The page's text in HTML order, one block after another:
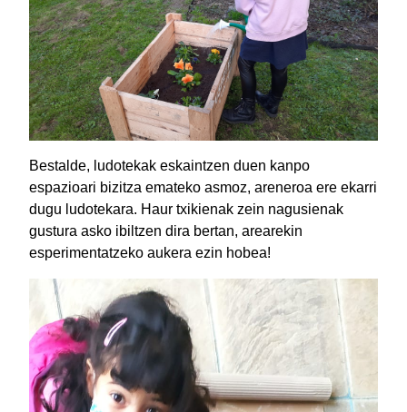
Bestalde, ludotekak eskaintzen duen kanpo
espazioari bizitza emateko asmoz, areneroa ere ekarri
dugu ludotekara. Haur txikienak zein nagusienak
gustura asko ibiltzen dira bertan, arearekin
esperimentatzeko aukera ezin hobea!